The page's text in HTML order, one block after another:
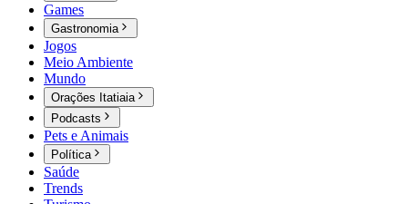
Games
Gastronomia
Jogos
Meio Ambiente
Mundo
Orações Itatiaia
Podcasts
Pets e Animais
Política
Saúde
Trends